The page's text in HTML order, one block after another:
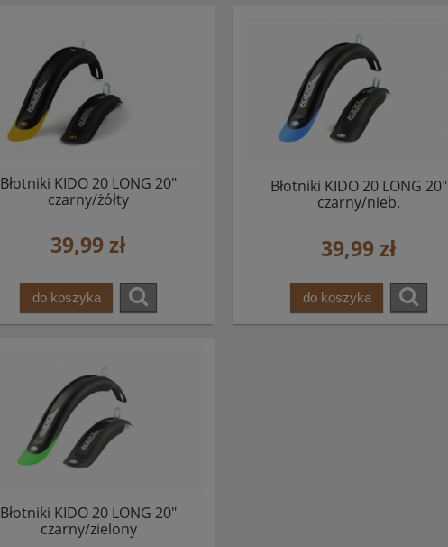
Błotniki KIDO 20 LONG 20"
czarny/żółty
39,99 zł
do koszyka
Błotniki KIDO 20 LONG 20"
czarny/nieb.
39,99 zł
do koszyka
Błotniki KIDO 20 LONG 20"
czarny/zielony